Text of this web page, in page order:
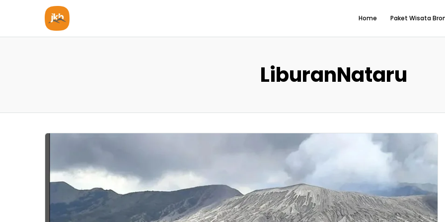
Home Paket Wisata
LiburanNataru